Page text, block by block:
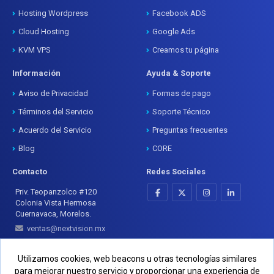
Hosting Wordpress
Cloud Hosting
KVM VPS
Facebook ADS
Google Ads
Creamos tu página
Información
Aviso de Privacidad
Términos del Servicio
Acuerdo del Servicio
Blog
Ayuda & Soporte
Formas de pago
Soporte Técnico
Preguntas frecuentes
CORE
Contacto
Priv. Teopanzolco #120
Colonia Vista Hermosa
Cuernavaca, Morelos.
ventas@nextvision.mx
Redes Sociales
Utilizamos cookies, web beacons u otras tecnologías similares
para mejorar nuestro servicio y proporcionar una experiencia de